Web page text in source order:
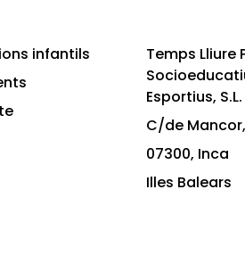
infantils
Temps Lliure
Esportius, S.L.
C/de
07300, Inca
Illes Balears